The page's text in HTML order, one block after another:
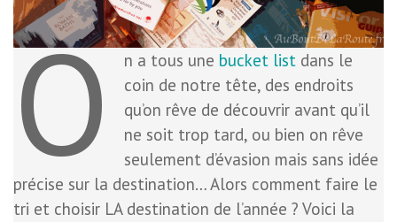
O n a tous une bucket listdans le
coin de notre tête, des endroits
qu’on rêve de découvrir avant qu’il
ne soit trop tard, ou bien on rêve
seulement d’évasion mais sans idée
précise sur la destination… Alors comment faire le
tri et choisir LA destination de l’année ? Voici la